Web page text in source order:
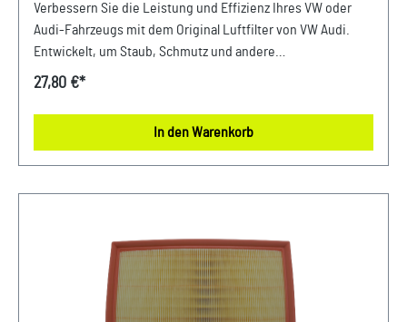
Verbessern Sie die Leistung und Effizienz Ihres VW oder
Audi-Fahrzeugs mit dem Original Luftfilter von VW Audi.
Entwickelt, um Staub, Schmutz und andere
Verunreinigungen fernzuhalten, sorgt dieser Luftfilter für
und hochwertigen Materialien gewährleistet er eine lange
Lebensdauer und zuverlässige Leistung. Halten Sie Ihren
Škoda Modellen Unser Service für Sie: Um Fehlkäufe zu
vermeiden, bieten wir Ihnen die Möglichkeit, uns vor Ihrer
Bestellung oder in der Kaufabwicklung die 17-stellige
Fahrgestellnummer(Bsp. VW: WVWZZZ... Audi: WAUZZZ...)
27,80 €*
In den Warenkorb